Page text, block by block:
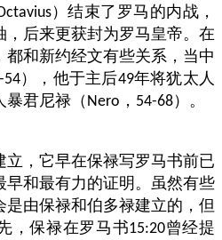
）结束了罗马的内战，
，后来更获封为罗马皇帝。在
和新约经文有些关系，当中
54），他于主后49年将犹太人
暴君尼禄（ Nero ， 54-68）。
立，它早在保禄写罗马书前已
早和最有力的证明。虽然有些
由保禄和伯多禄建立的，但
，保禄在罗马书15:20曾经提